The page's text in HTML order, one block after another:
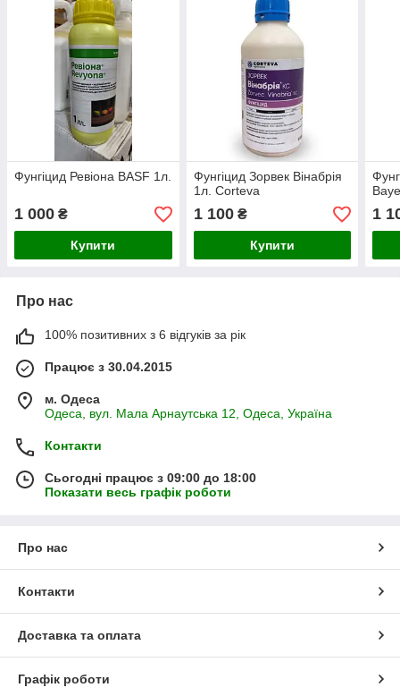
Фунгіцид Ревіона BASF 1л.
1 000 ₴
Купити
Фунгіцид Зорвек Вінабрія
1л. Corteva
1 100₴
Купити
1
Про нас
100% позитивних з 6 відгуків за рік
Працює з 30.04.2015
м. Одеса
Одеса, вул. Мала Арнаутська 12, Одеса, Україна
Контакти
Сьогодні працює з 09:00 до 18:00
Показати весь графік роботи
Про нас
Контакти
Доставка та оплата
Графік роботи